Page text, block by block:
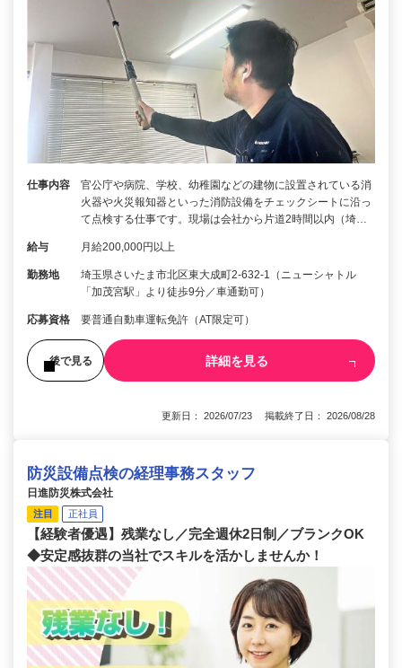
仕事内容
官公庁や病院、学校、幼稚園などの建物に設置されている消
火器や火災報知器といった消防設備をチェックシートに沿っ
て点検する仕事です。現場は会社から片道2時間以内（埼…
給与 月給200,000円以上
勤務地
埼玉県さいたま市北区東大成町2-632-1（ニューシャトル
「加茂宮駅」より徒歩9分／車通勤可）
応募資格 要普通自動車運転免許（AT限定可）
後で見る 詳細を見る
更新日： 2026/07/23 掲載終了日： 2026/08/28
防災設備点検の経理事務スタッフ
日進防災株式会社
注目 正社員
【経験者優遇】残業なし／完全週休2日制／ブランクOK
◆安定感抜群の当社でスキルを活かしませんか！